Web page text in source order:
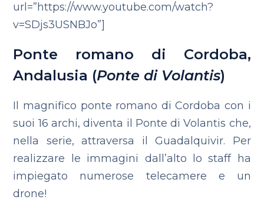
url=”https://www.youtube.com/watch?
v=SDjs3USNBJo”]
Ponte romano di Cordoba,
Andalusia (Ponte di Volantis)
Il magnifico ponte romano di Cordoba con i
suoi 16 archi, diventa il Ponte di Volantis che,
nella serie, attraversa il Guadalquivir. Per
realizzare le immagini dall’alto lo staff ha
impiegato numerose telecamere e un
drone!